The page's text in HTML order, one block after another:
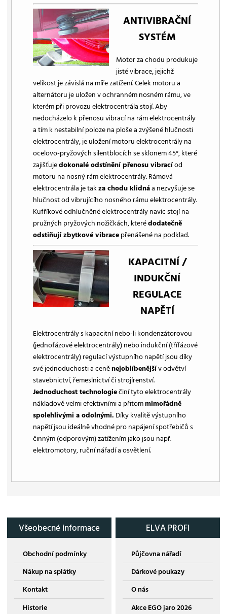
ANTIVIBRAČNÍ
SYSTÉM
Motor za chodu produkuje
jisté vibrace, jejichž
velikost je závislá na míře zatížení. Celek motoru a
alternátoru je uložen v ochranném nosném rámu, ve
kterém při provozu elektrocentrála stojí. Aby
nedocházelo k přenosu vibrací na rám elektrocentrály
a tím k nestabilní poloze na ploše a zvýšené hlučnosti
elektrocentrály, je uložení motoru elektrocentrály na
ocelovo-pryžových silentblocích se sklonem 45°, které
zajišťujedokonalé odstínění přenosu vibracíod
motoru na nosný rám elektrocentrály. Rámová
elektrocentrála je takza chodu klidnáa nezvyšuje se
hlučnost od vibrujícího nosného rámu elektrocentrály.
Kufříkové odhlučněné elektrocentrály navíc stojí na
pružných pryžových nožičkách, kterédodatečně
odstiňují zbytkové vibracepřenášené na podklad.
KAPACITNÍ /
INDUKČNÍ
REGULACE
NAPĚTÍ
Elektrocentrály s kapacitní nebo-li kondenzátorovou
(jednofázové elektrocentrály) nebo indukční (třífázové
elektrocentrály) regulací výstupního napětí jsou díky
své jednoduchosti a ceněnejoblíbenějšív odvětví
stavebnictví, řemeslnictví či strojírenství.
Jednoduchost technologiečiní tyto elektrocentrály
nákladově velmi efektivními a přitommimořádně
spolehlivými a odolnými. Díky kvalitě výstupního
napětí jsou ideálně vhodné pro napájení spotřebičů s
činným (odporovým) zatížením jako jsou např.
elektromotory, ruční nářadí a osvětlení.
Všeobecné informace
Obchodní podmínky
Nákup na splátky
Kontakt
Historie
ELVA PROFI
Půjčovna nářadí
Dárkové poukazy
O nás
Akce EGO jaro 2026